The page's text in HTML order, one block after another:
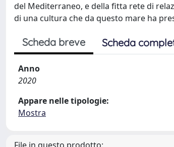
del Mediterraneo, e della fitta rete di
di una cultura che da questo mare ha
Scheda breve Scheda
Anno
2020
Appare nelle tipologie:
Mostra